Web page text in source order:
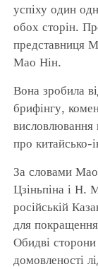
успіху один
обох сторін.
представниця
Мао Нін.
Вона зробила
брифінгу,
висловлювання
про китайсько-
За словами
Цзіньпіна і Н.
російській
для
Обидві
домовленості